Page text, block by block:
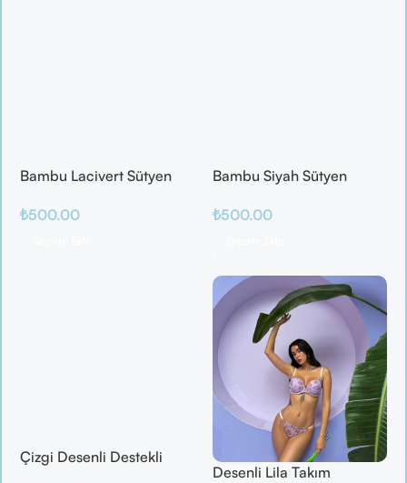
Bambu Lacivert Sütyen
₺500.00
Bambu Siyah Sütyen
₺500.00
Çizgi Desenli Destekli
Desenli Lila Takım